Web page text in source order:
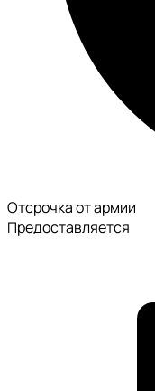
Отсрочка от армии
Предоставляется